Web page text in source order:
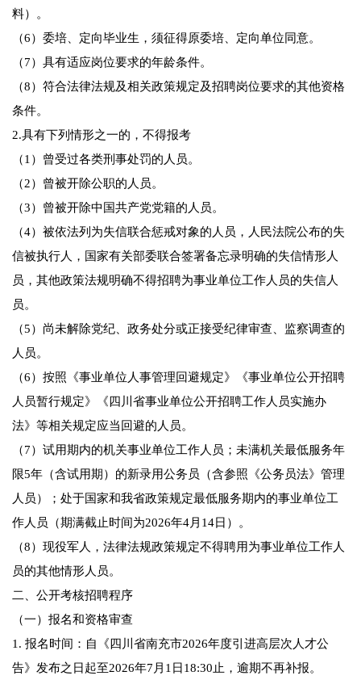
料）。
（6）委培、定向毕业生，须征得原委培、定向单位同意。
（7）具有适应岗位要求的年龄条件。
（8）符合法律法规及相关政策规定及招聘岗位要求的其他资格
条件。
2.具有下列情形之一的，不得报考
（1）曾受过各类刑事处罚的人员。
（2）曾被开除公职的人员。
（3）曾被开除中国共产党党籍的人员。
（4）被依法列为失信联合惩戒对象的人员，人民法院公布的失
信被执行人，国家有关部委联合签署备忘录明确的失信情形人
员，其他政策法规明确不得招聘为事业单位工作人员的失信人
员。
（5）尚未解除党纪、政务处分或正接受纪律审查、监察调查的
人员。
（6）按照《事业单位人事管理回避规定》《事业单位公开招聘
人员暂行规定》《四川省事业单位公开招聘工作人员实施办
法》等相关规定应当回避的人员。
（7）试用期内的机关事业单位工作人员；未满机关最低服务年
限5年（含试用期）的新录用公务员（含参照《公务员法》管理
人员）；处于国家和我省政策规定最低服务期内的事业单位工
作人员（期满截止时间为2026年4月14日）。
（8）现役军人，法律法规政策规定不得聘用为事业单位工作人
员的其他情形人员。
二、公开考核招聘程序
（一）报名和资格审查
1. 报名时间：自《四川省南充市2026年度引进高层次人才公
告》发布之日起至2026年7月1日18:30止，逾期不再补报。